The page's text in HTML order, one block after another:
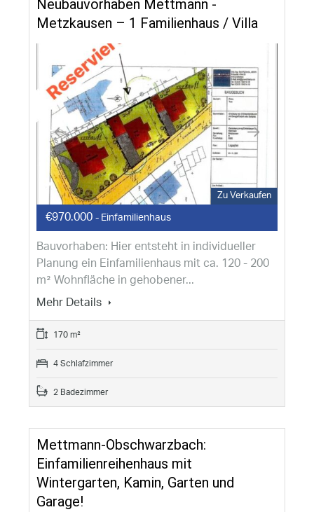
Neubauvorhaben Mettmann -
Metzkausen – 1 Familienhaus /​ Villa
Zu Verkaufen
€970.000 - Einfamilienhaus
Bauvorhaben: Hier entsteht in individueller
Planung ein Einfamilienhaus mit ca. 120 - 200
m² Wohnfläche in gehobener...
Mehr Details
170 m²
4 Schlafzimmer
2 Badezimmer
Mettmann-Obschwarzbach:
Einfamilienreihenhaus mit
Wintergarten, Kamin, Garten und
Garage!